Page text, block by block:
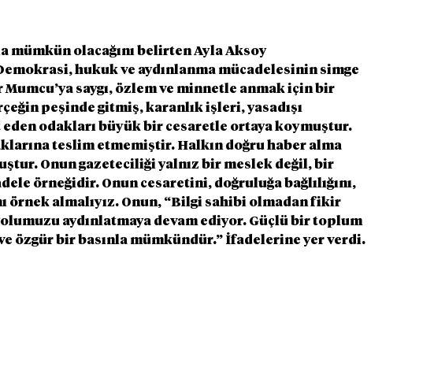
mümkün olacağını belirten Ayla Aksoy
hukuk ve aydınlanma mücadelesinin simge
saygı, özlem ve minnetle anmak için bir
peşinde gitmiş, karanlık işleri, yasadışı
odakları büyük bir cesaretle ortaya koymuştur.
teslim etmemiştir. Halkın doğru haber alma
Onun gazeteciliği yalnız bir meslek değil, bir
örneğidir. Onun cesaretini, doğruluğa bağlılığını,
örnek almalıyız. Onun, “Bilgi sahibi olmadan fikir
aydınlatmaya devam ediyor. Güçlü bir toplum
özgür bir basınla mümkündür.” İfadelerine yer verdi.